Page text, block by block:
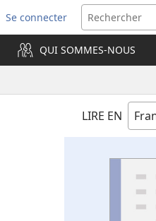
Se connecter
(ouvre
une
nouvelle
fenêtre)
QUI SOMMES-NOUS
LIRE EN